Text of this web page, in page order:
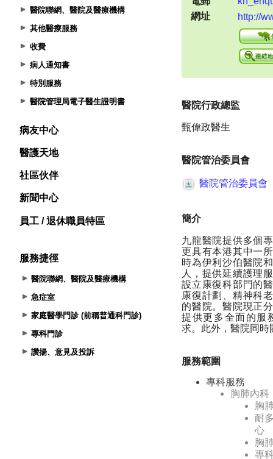
醫院聯網、醫院及醫療機構
其他醫療服務
收費
病人通知書
特別服務
醫院管理局電子醫生證明書
病友中心
醫護天地
社區伙伴
新聞中心
員工 / 退休職員特區
服務捷徑
醫院聯網、醫院及醫療機構
急症室
家庭醫學門診 (前稱普通科門診)
專科門診
讚揚、意見及投訴